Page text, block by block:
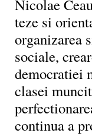
Nicolae
teze si
organizarea
sociale,
democratiei
clasei
continua a